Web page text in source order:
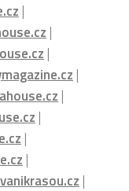
|
|
|
|
|
|
|
|
|